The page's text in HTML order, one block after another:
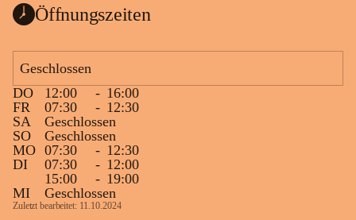
Öffnungszeiten
Geschlossen
DO
12:00 - 16:00
FR
07:30 - 12:30
SA
Geschlossen
SO
Geschlossen
MO 07:30 - 12:30
DI
07:30 - 12:00
15:00
- 19:00
MI
Geschlossen
Zuletzt bearbeitet: 11.10.2024